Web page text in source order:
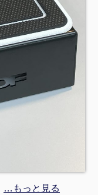
…もっと見る